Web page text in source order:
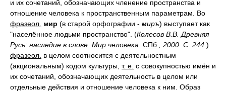
и их сочетаний, обозначающих членение пространства и
отношение человека к пространственным параметрам. Во
фразеол. мир (в старой орфографии - миръ) выступает как
"населённое людьми пространство". (Колесов В.В. Древняя
Русь: наследие в слове. Мир человека. СПб. , 2000. С. 244. )
фразеол. в целом соотносится с деятельностным
(акциональным) кодом культуры, т. е. с совокупностью имён и
их сочетаний, обозначающих деятельность в целом или
отдельные действия и отношение человека к ним. Образ